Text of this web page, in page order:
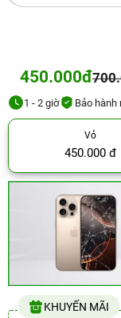
450.000đ
1 - 2 giờ Bảo hành
Vỏ
450.000 đ
KHUYẾN MÃI